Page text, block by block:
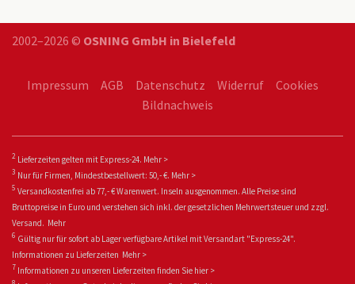
2002–2026 © OSNING GmbH in Bielefeld
Impressum AGB Datenschutz Widerruf
Cookies
Bildnachweis
2 Lieferzeiten gelten mit Express-24. Mehr >
3 Nur für Firmen, Mindestbestellwert: 50,- €. Mehr >
5 Versandkostenfrei ab 77,- € Warenwert. Inseln ausgenommen. Alle Preise sind
Bruttopreise in Euro und verstehen sich inkl. der gesetzlichen Mehrwertsteuer und zzgl.
Versand. Mehr
6 Gültig nur für sofort ab Lager verfügbare Artikel mit Versandart "Express-24".
Informationen zu Lieferzeiten Mehr >
7 Informationen zu unseren Lieferzeiten finden Sie hier >